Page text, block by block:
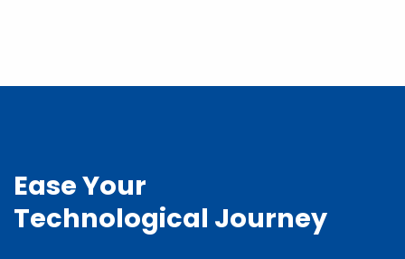
EaseYour
Technological Journey